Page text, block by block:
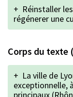
+ Réinstaller
régénerer une
Corps du texte
+ La ville de
exceptionnelle,